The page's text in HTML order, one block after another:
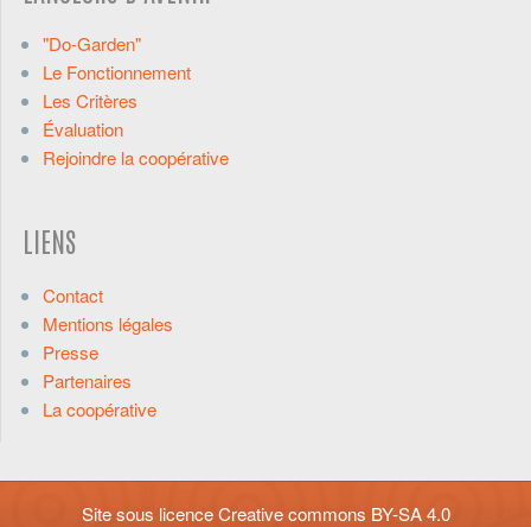
"Do-Garden"
Le Fonctionnement
Les Critères
Évaluation
Rejoindre la coopérative
LIENS
Contact
Mentions légales
Presse
Partenaires
La coopérative
Site sous licenceCreative commons BY-SA 4.0